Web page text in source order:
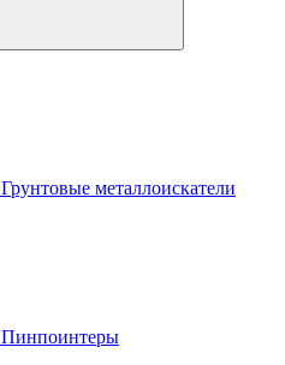
Грунтовые металлоискатели
Пинпоинтеры